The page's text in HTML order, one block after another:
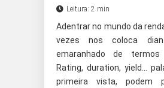
Leitura: 2 min
Adentrar no mundo da
vezes nos coloca
emaranhado de termos
Rating, duration, yield…
primeira vista, podem